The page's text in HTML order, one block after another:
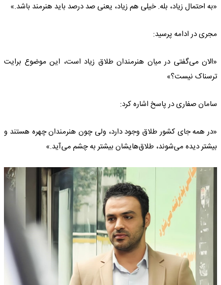
«به احتمال زیاد، بله. خیلی هم زیاد، یعنی صد درصد باید هنرمند باشد.»
مجری در ادامه پرسید:
«الان می‌گفتی در میان هنرمندان طلاق زیاد است، این موضوع برایت
ترسناک نیست؟»
سامان صفاری در پاسخ اشاره کرد:
«در همه جای کشور طلاق وجود دارد، ولی چون هنرمندان چهره هستند و
بیشتر دیده می‌شوند، طلاق‌هایشان بیشتر به چشم می‌آید.»